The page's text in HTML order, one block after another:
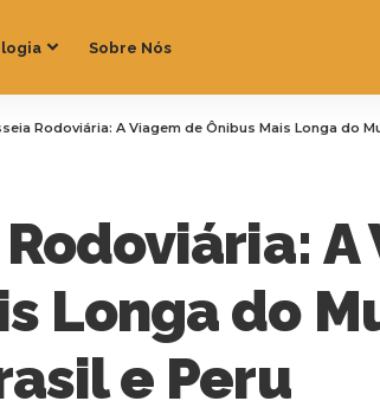
Sobre Nós
Rodoviária: A Viagem de Ônibus Mais Longa do
Longa do
e Peru